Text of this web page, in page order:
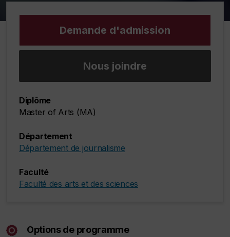
Demande d'admission
Nous joindre
Diplôme
Master of Arts (MA)
Département
Département de journalisme
Faculté
Faculté des arts et des sciences
Options de programme